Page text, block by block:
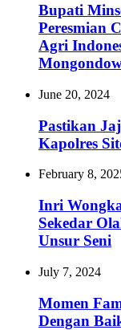
Bupati
Peresmian
Agri
June 20, 2024
Pastikan
Kapolres
February 8,
Inri
Sekedar
Unsur Seni
July 7, 2024
Momen
Dengan